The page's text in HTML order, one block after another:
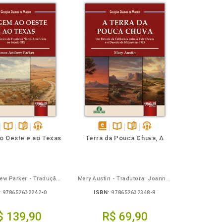
Disponível
páginaspodcast
Oeste e ao Texas
Amos Andrew Parker - Tradução: Osvaldo Ferreira de Carvalho
978652632242-0
139,90
disponívelDisponível
páginaspodcast
Terra da Pouca Chuva, A
Mary Austin - Tradutora: Joanna Rossinski - Coordenadora/adaptadora: Giselle Zambiazzi
ISBN: 978652632348-9
R$ 69,90